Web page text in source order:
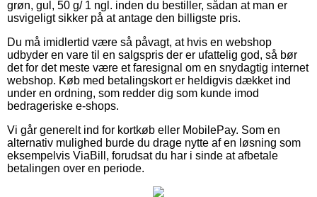
grøn, gul, 50 g/ 1 ngl. inden du bestiller, sådan at man er
usvigeligt sikker på at antage den billigste pris.
Du må imidlertid være så påvagt, at hvis en webshop
udbyder en vare til en salgspris der er ufattelig god, så bør
det for det meste være et faresignal om en snydagtig internet
webshop. Køb med betalingskort er heldigvis dækket ind
under en ordning, som redder dig som kunde imod
bedrageriske e-shops.
Vi går generelt ind for kortkøb eller MobilePay. Som en
alternativ mulighed burde du drage nytte af en løsning som
eksempelvis ViaBill, forudsat du har i sinde at afbetale
betalingen over en periode.